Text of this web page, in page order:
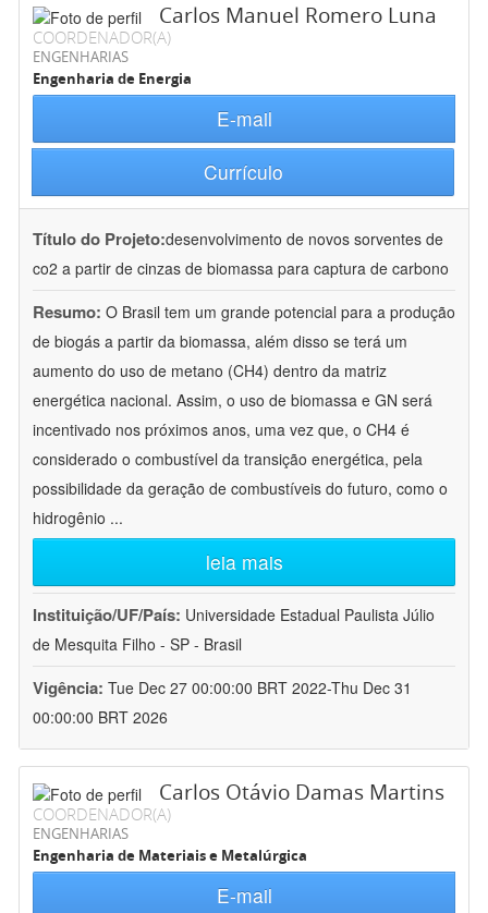
Carlos Manuel Romero Luna
COORDENADOR(A)
ENGENHARIAS
Engenharia de Energia
E-mail
Currículo
Título do Projeto:desenvolvimento de novos sorventes de
co2 a partir de cinzas de biomassa para captura de carbono
Resumo: O Brasil tem um grande potencial para a produção
de biogás a partir da biomassa, além disso se terá um
aumento do uso de metano (CH4) dentro da matriz
energética nacional. Assim, o uso de biomassa e GN será
incentivado nos próximos anos, uma vez que, o CH4 é
considerado o combustível da transição energética, pela
possibilidade da geração de combustíveis do futuro, como o
hidrogênio ...
leia mais
Instituição/UF/País: Universidade Estadual Paulista Júlio
de Mesquita Filho - SP - Brasil
Vigência: Tue Dec 27 00:00:00 BRT 2022-Thu Dec 31
00:00:00 BRT 2026
Carlos Otávio Damas Martins
COORDENADOR(A)
ENGENHARIAS
Engenharia de Materiais e Metalúrgica
E-mail